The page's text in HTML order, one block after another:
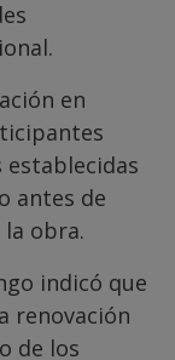
en
antes de
obra.
indicó que
renovación
de los